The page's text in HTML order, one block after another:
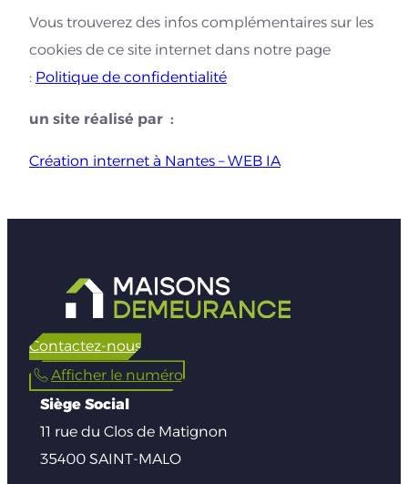
Vous trouverez des infos complémentaires sur les
cookies de ce site internet dans notre page
: Politique de confidentialité
un site réalisé par :
Création internet à Nantes – WEB IA
Contactez-nous
Afficher le numéro
Siège Social
11 rue du Clos de Matignon
35400 SAINT-MALO